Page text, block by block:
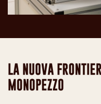
LA NUOVA
MONOPEZZO